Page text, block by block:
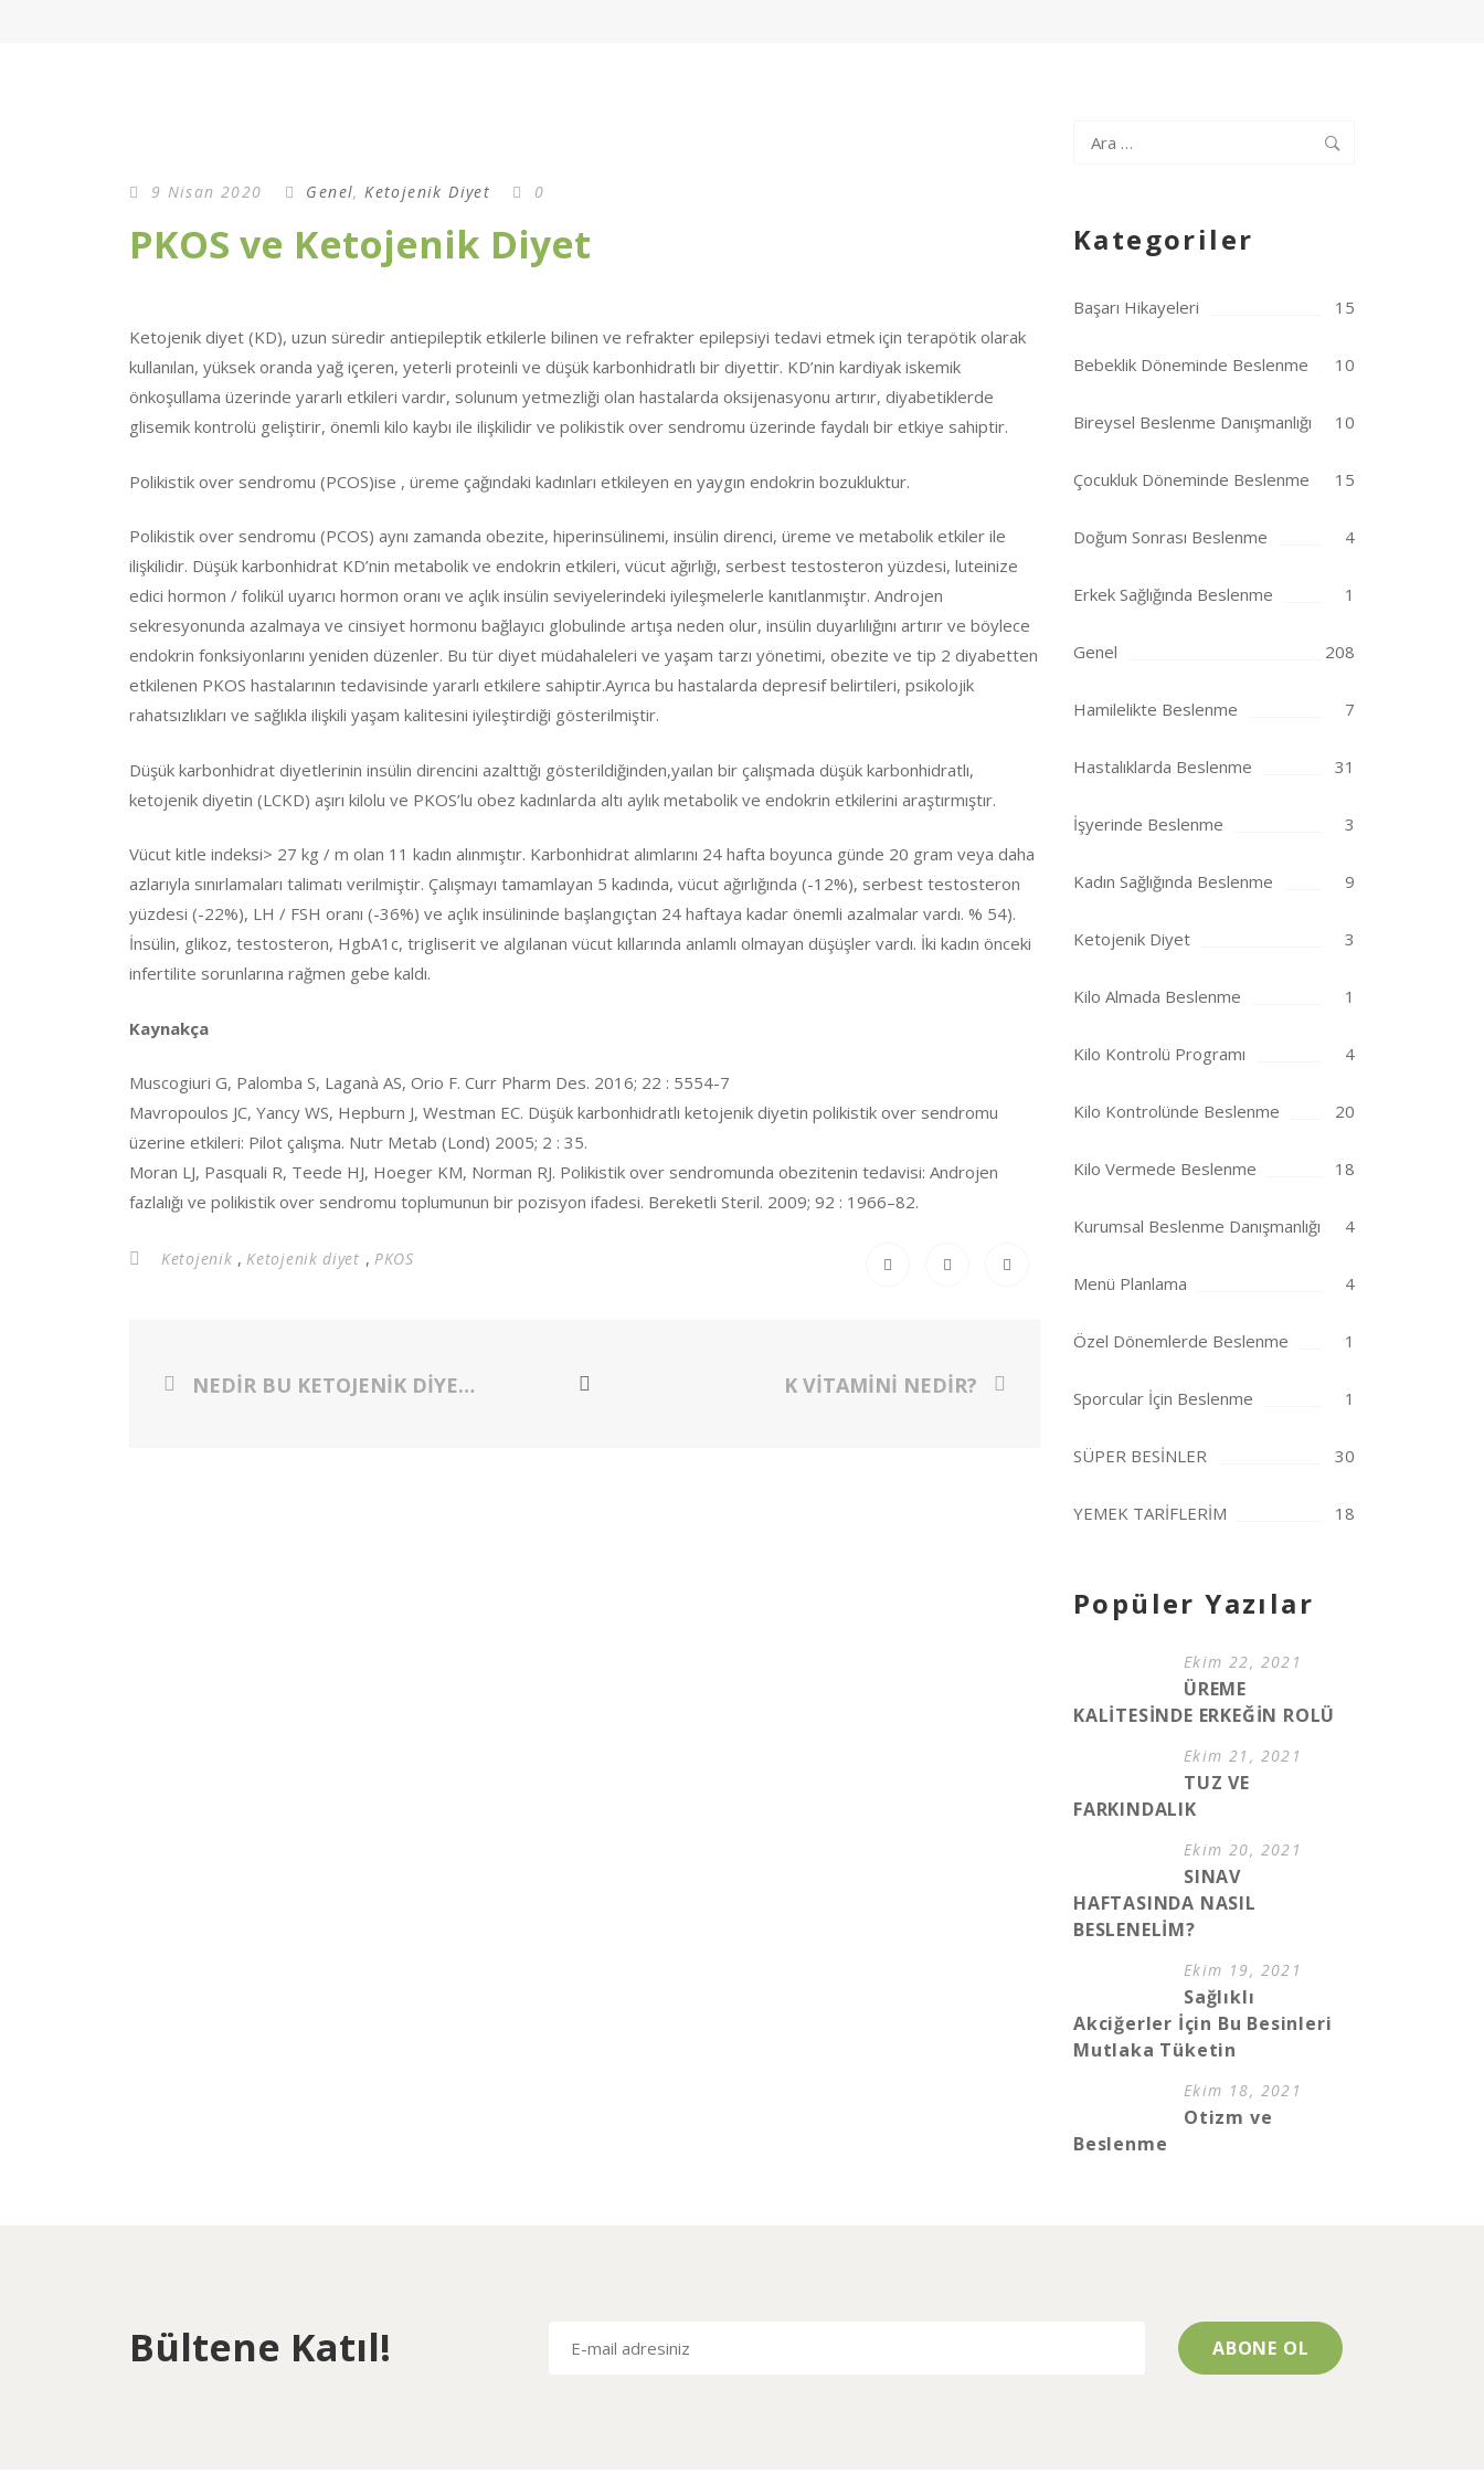
9 Nisan 2020 Genel,Ketojenik Diyet 0
PKOS ve Ketojenik Diyet
Ketojenik diyet (KD), uzun süredir antiepileptik etkilerle bilinen ve refrakter epilepsiyi tedavi etmek için terapötik olarak
kullanılan, yüksek oranda yağ içeren, yeterli proteinli ve düşük karbonhidratlı bir diyettir. KD’nin kardiyak iskemik
önkoşullama üzerinde yararlı etkileri vardır, solunum yetmezliği olan hastalarda oksijenasyonu artırır, diyabetiklerde
glisemik kontrolü geliştirir, önemli kilo kaybı ile ilişkilidir ve polikistik over sendromu üzerinde faydalı bir etkiye sahiptir.
Polikistik over sendromu (PCOS)ise , üreme çağındaki kadınları etkileyen en yaygın endokrin bozukluktur.
Polikistik over sendromu (PCOS) aynı zamanda obezite, hiperinsülinemi, insülin direnci, üreme ve metabolik etkiler ile
ilişkilidir. Düşük karbonhidrat KD’nin metabolik ve endokrin etkileri, vücut ağırlığı, serbest testosteron yüzdesi, luteinize
edici hormon / folikül uyarıcı hormon oranı ve açlık insülin seviyelerindeki iyileşmelerle kanıtlanmıştır. Androjen
sekresyonunda azalmaya ve cinsiyet hormonu bağlayıcı globulinde artışa neden olur, insülin duyarlılığını artırır ve böylece
endokrin fonksiyonlarını yeniden düzenler. Bu tür diyet müdahaleleri ve yaşam tarzı yönetimi, obezite ve tip 2 diyabetten
etkilenen PKOS hastalarının tedavisinde yararlı etkilere sahiptir.Ayrıca bu hastalarda depresif belirtileri, psikolojik
rahatsızlıkları ve sağlıkla ilişkili yaşam kalitesini iyileştirdiği gösterilmiştir.
Düşük karbonhidrat diyetlerinin insülin direncini azalttığı gösterildiğinden,yaılan bir çalışmada düşük karbonhidratlı,
ketojenik diyetin (LCKD) aşırı kilolu ve PKOS’lu obez kadınlarda altı aylık metabolik ve endokrin etkilerini araştırmıştır.
Vücut kitle indeksi> 27 kg / m olan 11 kadın alınmıştır. Karbonhidrat alımlarını 24 hafta boyunca günde 20 gram veya daha
azlarıyla sınırlamaları talimatı verilmiştir. Çalışmayı tamamlayan 5 kadında, vücut ağırlığında (-12%), serbest testosteron
yüzdesi (-22%), LH / FSH oranı (-36%) ve açlık insülininde başlangıçtan 24 haftaya kadar önemli azalmalar vardı. % 54).
İnsülin, glikoz, testosteron, HgbA1c, trigliserit ve algılanan vücut kıllarında anlamlı olmayan düşüşler vardı. İki kadın önceki
infertilite sorunlarına rağmen gebe kaldı.
Kaynakça
Muscogiuri G, Palomba S, Laganà AS, Orio F. Curr Pharm Des. 2016; 22 : 5554-7
Mavropoulos JC, Yancy WS, Hepburn J, Westman EC. Düşük karbonhidratlı ketojenik diyetin polikistik over sendromu
üzerine etkileri: Pilot çalışma. Nutr Metab (Lond) 2005; 2 : 35.
Moran LJ, Pasquali R, Teede HJ, Hoeger KM, Norman RJ. Polikistik over sendromunda obezitenin tedavisi: Androjen
fazlalığı ve polikistik over sendromu toplumunun bir pozisyon ifadesi. Bereketli Steril. 2009; 92 : 1966–82.
Ketojenik , Ketojenik diyet , PKOS
NEDİR BU KETOJENİK DİYET ? K VİTAMİNİ NEDİR?
Arama:
Kategoriler
Başarı Hikayeleri 15
Bebeklik Döneminde Beslenme 10
Bireysel Beslenme Danışmanlığı 10
Çocukluk Döneminde Beslenme 15
Doğum Sonrası Beslenme 4
Erkek Sağlığında Beslenme 1
Genel 208
Hamilelikte Beslenme 7
Hastalıklarda Beslenme 31
İşyerinde Beslenme 3
Kadın Sağlığında Beslenme 9
Ketojenik Diyet 3
Kilo Almada Beslenme 1
Kilo Kontrolü Programı 4
Kilo Kontrolünde Beslenme 20
Kilo Vermede Beslenme 18
Kurumsal Beslenme Danışmanlığı 4
Menü Planlama 4
Özel Dönemlerde Beslenme 1
Sporcular İçin Beslenme 1
SÜPER BESİNLER 30
YEMEK TARİFLERİM 18
Popüler Yazılar
Ekim 22, 2021
ÜREME
KALİTESİNDE ERKEĞİN ROLÜ
Ekim 21, 2021
TUZ VE
FARKINDALIK
Ekim 20, 2021
SINAV
HAFTASINDA NASIL
BESLENELİM?
Ekim 19, 2021
Sağlıklı
Akciğerler İçin Bu Besinleri
Mutlaka Tüketin
Ekim 18, 2021
Otizm ve
Beslenme
Bültene Katıl!